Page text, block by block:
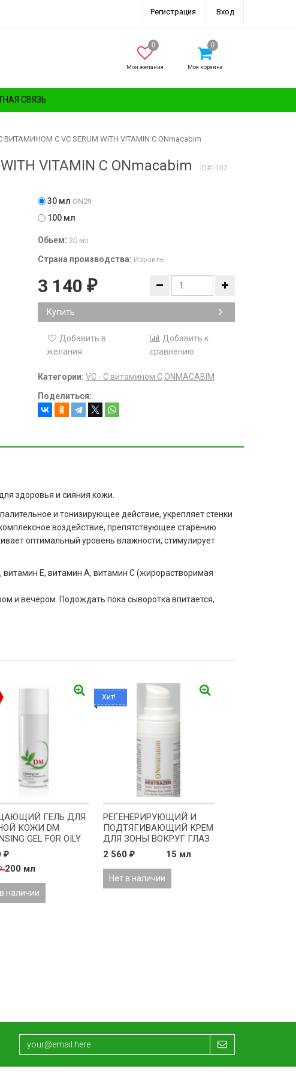
Регистрация Вход
Мои желания Моя корзина
СВЯЗЬ
C VC SERUM WITH VITAMIN C ONmacabim
VITAMIN C ONmacabim ID#1102
30 мл ON29
100 мл
Обьем: 30 мл
Страна производства: Израиль
3 140 ₽
Купить
Добавить в
желания
Добавить к
сравнению
Категории: VC - С витамином С ONMACABIM
Поделиться:
здоровья и сияния кожи.
и тонизирующее действие, укрепляет стенки
воздействие, препятствующее старению
оптимальный уровень влажности, стимулирует
витамин Е, витамин А, витамин С (жирорастворимая
и вечером. Подождать пока сыворотка впитается,
ГЕЛЬ ДЛЯ
КОЖИ DM
GEL FOR OILY
₽
200 мл
наличии
Хит!
РЕГЕНЕРИРУЮЩИЙ И
ПОДТЯГИВАЮЩИЙ КРЕМ
ДЛЯ ЗОНЫ ВОКРУГ ГЛАЗ
COFFEBEEN Neutrazen
REGENERATING AND
FIRMING CREAM FOR THE
EYE ZONE CAFFEBEEN
2 560 ₽ 15 мл
Нет в наличии